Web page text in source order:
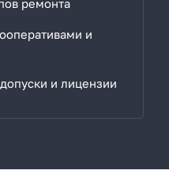
ремонта
и
и лицензии